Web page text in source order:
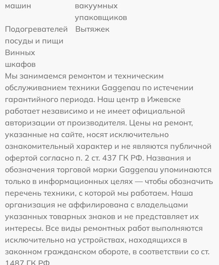
машин
вакуумных
упаковщиков
Подогревателей
посуды и пищи
Вытяжек
Винных
шкафов
Мы занимаемся ремонтом и техническим
обслуживанием техники Gaggenau по истечении
гарантийного периода. Наш центр в Ижевске
работает независимо и не имеет официальной
авторизации от производителя. Цены на ремонт,
указанные на сайте, носят исключительно
ознакомительный характер и не являются публичной
офертой согласно п. 2 ст. 437 ГК РФ. Названия и
обозначения торговой марки Gaggenau упоминаются
только в информационных целях — чтобы обозначить
перечень техники, с которой мы работаем. Наша
организация не аффилирована с владельцами
указанных товарных знаков и не представляет их
интересы. Все виды ремонтных работ выполняются
исключительно на устройствах, находящихся в
законном гражданском обороте, в соответствии со ст.
1487 ГК РФ.